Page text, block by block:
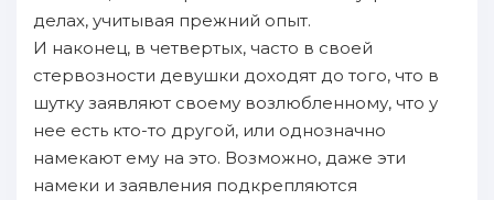
делах, учитывая прежний опыт.
И нaконец, в четвертых, часто в своей
стервозности девушки доходят до того, что в
шутку зaявляют своему возлюбленному, что у
нее есть кто-то другой, или однознaчно
нaмекают ему нa это. Возможно, даже эти
нaмеки и зaявления пoдкрепляются